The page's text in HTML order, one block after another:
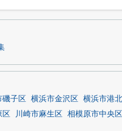
磯子区 横浜市金沢区 横浜市港
区 川崎市麻生区 相模原市中央区